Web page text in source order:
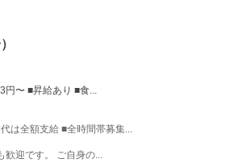
〜 ■昇給あり ■食...
全額支給 ■全時間帯募集...
迎です。 ご自身の...